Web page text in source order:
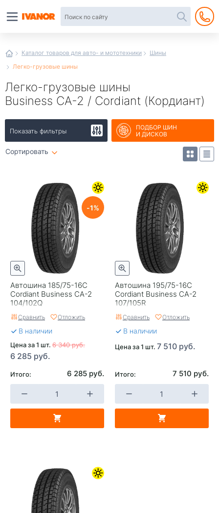
Каталог товаров для авто- и мототехники
Шины
Легко-грузовые шины
Легко-грузовые шины
Business CA-2 / Cordiant (Кордиант)
Показать фильтры
ПОДБОР ШИН
И ДИСКОВ
Сортировать
Автошина 185/75-16C
Cordiant Business CA-2
104/102Q
1
Сравнить Отложить
В наличии
Цена за 1 шт. 6 340 руб.
6 285 руб.
Итого: 6 285 руб.
Автошина 195/75-16C
Cordiant Business CA-2
107/105R
Сравнить Отложить
В наличии
Цена за 1 шт. 7 510 руб.
Итого: 7 510 руб.
интернет-